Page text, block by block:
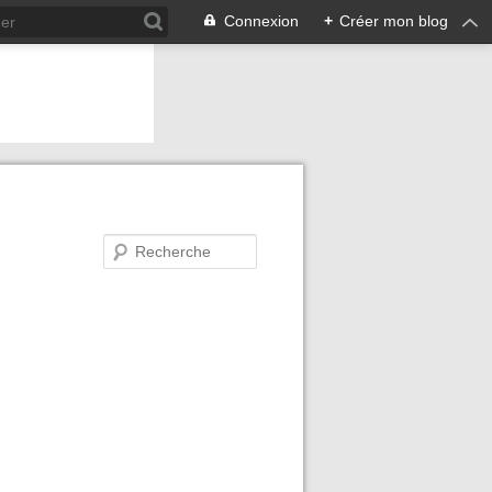
Connexion + Créer mon blog